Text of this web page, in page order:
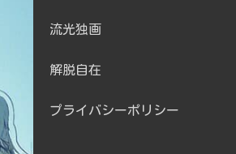
流光独画
解脱自在
プライバシーポリシー